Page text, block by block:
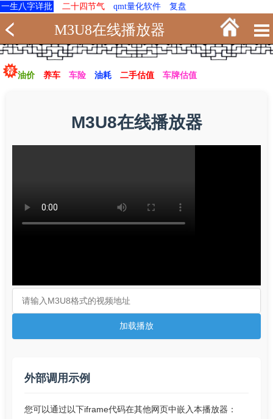
一生八字详批 二十四节气 qmt量化软件 复盘
M3U8在线播放器
油价 养车 车险 油耗 二手估值 车牌估值
M3U8在线播放器
加载播放
外部调用示例
您可以通过以下iframe代码在其他网页中嵌入本播放器：